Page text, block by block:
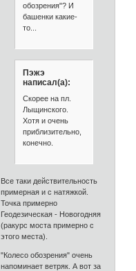
обозрения"? И
башенки какие-
то...
Пэжэ
написал(а):
Скорее на пл.
Лыщинского.
Хотя и очень
приблизительно,
конечно.
Все таки действительность
примерная и с натяжкой.
Точка примерно
Геодезическая - Новогодняя
(ракурс моста примерно с
этого места).
"Колесо обозрения" очень
напоминает ветряк. А вот за